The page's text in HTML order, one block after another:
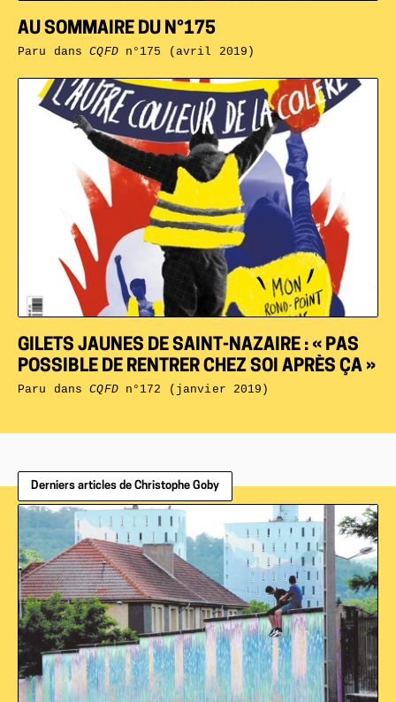
GILETS JAUNES DE SAINT-NAZAIRE : « PAS
POSSIBLE DE RENTRER CHEZ SOI APRÈS ÇA »
Paru dansCQFDn°172 (janvier 2019)
AU SOMMAIRE DU N°175
Paru dansCQFDn°175 (avril 2019)
Derniers articles de Christophe Goby